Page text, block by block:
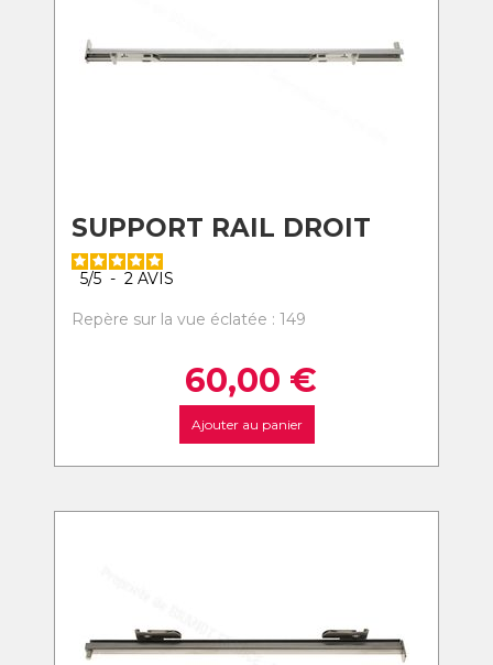
SUPPORT RAIL DROIT
5/5 - 2 AVIS
Repère sur la vue éclatée : 149
60,00 €
Ajouter au panier